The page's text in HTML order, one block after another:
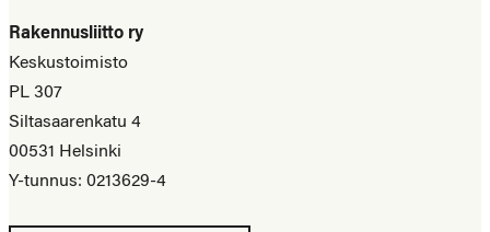
Rakennusliitto ry
Keskustoimisto
PL 307
Siltasaarenkatu 4
00531 Helsinki
Y-tunnus: 0213629-4